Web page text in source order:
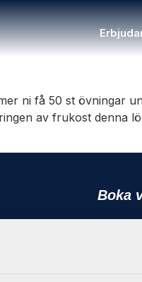
ni få 50 st övningar
av frukost denna
Boka